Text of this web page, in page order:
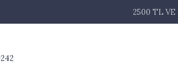
2500 TL VE